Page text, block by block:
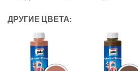
ДРУГИЕ ЦВЕТА: